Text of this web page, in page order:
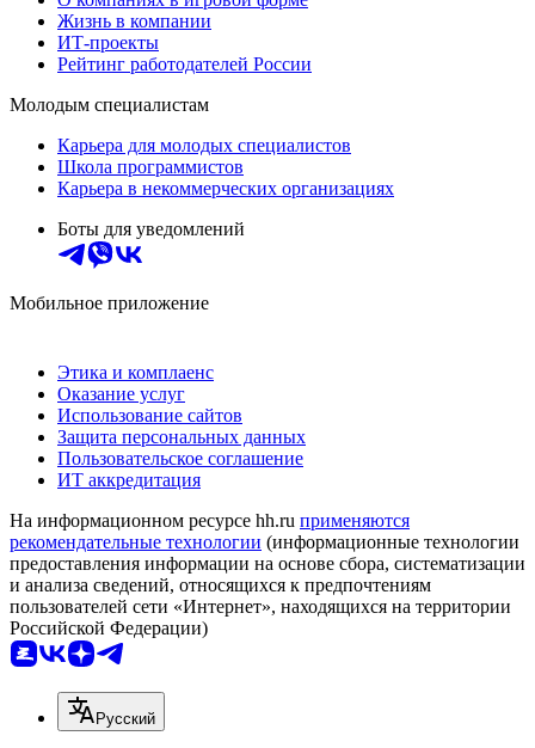
Жизнь в компании
ИТ-проекты
Рейтинг работодателей России
Молодым специалистам
Карьера для молодых специалистов
Школа программистов
Карьера в некоммерческих организациях
Боты для уведомлений
Мобильное приложение
Этика и комплаенс
Оказание услуг
Использование сайтов
Защита персональных данных
Пользовательское соглашение
ИТ аккредитация
На информационном ресурсе hh.ru применяются
рекомендательные технологии (информационные технологии
предоставления информации на основе сбора, систематизации
и анализа сведений, относящихся к предпочтениям
пользователей сети «Интернет», находящихся на территории
Российской Федерации)
Русский